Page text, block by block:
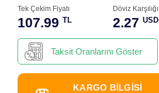
Tek Çekim Fiyatı
107.99 TL
Döviz Karşılığı
2.27 USD
Taksit Oranlarını Göster
KARGO BİLGİSİ